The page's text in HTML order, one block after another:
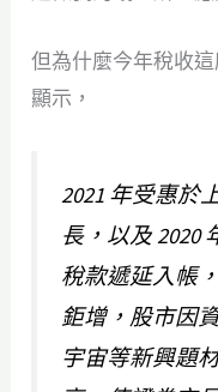
但為什麼今年稅收
顯示，
2021 年受惠於
長，以及 2020
稅款遞延入帳
鉅增，股市因
宇宙等新興題